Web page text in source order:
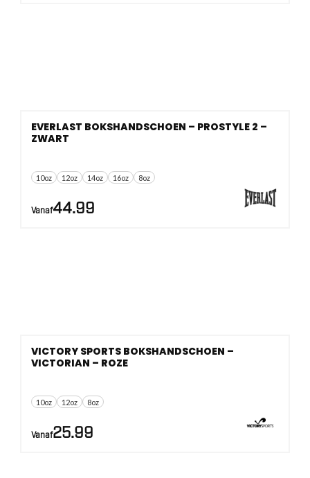
10oz 12oz 14oz 16oz 8oz
EVERLAST BOKSHANDSCHOEN – PROSTYLE 2 –
ZWART
Vanaf44.99
10oz 12oz 8oz
VICTORY SPORTS BOKSHANDSCHOEN –
VICTORIAN – ROZE
Vanaf25.99